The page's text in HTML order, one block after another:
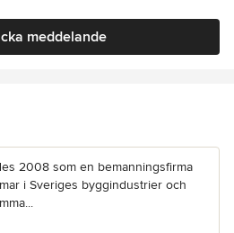
meddelande
2008 som en bemanningsfirma
i Sveriges byggindustrier och